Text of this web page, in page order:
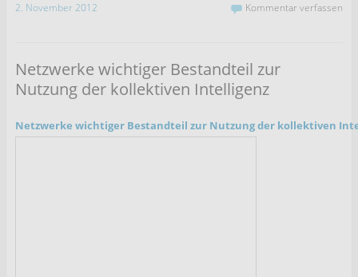
2. November 2012 Kommentar verfassen
Netzwerke wichtiger Bestandteil zur
Nutzung der kollektiven Intelligenz
Netzwerke wichtiger Bestandteil zur Nutzung der kollektiven